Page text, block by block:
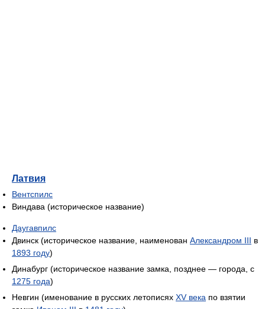
Латвия
Вентспилс
Виндава (историческое название)
Даугавпилс
Двинск (историческое название, наименован Александром III в
1893 году)
Динабург (историческое название замка, позднее — города, с
1275 года)
Невгин (именование в русских летописях XV века по взятии